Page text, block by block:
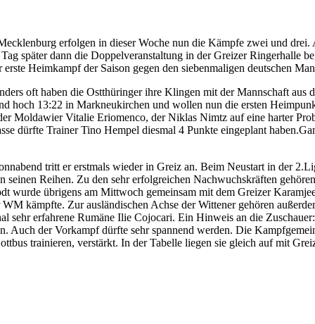
erfolgen in dieser Woche nun die Kämpfe zwei und
später dann die Doppelveranstaltung in der Greizer Ringerhalle
Heimkampf der Saison gegen den siebenmaligen deutschen
oft haben die Ostthüringer ihre Klingen mit der Mannschaft
hoch 13:22 in Markneukirchen und wollen nun die ersten
Moldawier Vitalie Eriomenco, der Niklas Nimtz auf eine harter
dürfte Trainer Tino Hempel diesmal 4 Punkte eingeplant
tritt er erstmals wieder in Greiz an. Beim Neustart in der
seinen Reihen. Zu den sehr erfolgreichen Nachwuchskräften
wurde übrigens am Mittwoch gemeinsam mit dem Greizer
kämpfte. Zur ausländischen Achse der Wittener gehören
erfahrene Rumäne Ilie Cojocari. Ein Hinweis an die
der Vorkampf dürfte sehr spannend werden. Die
trainieren, verstärkt. In der Tabelle liegen sie gleich auf mit